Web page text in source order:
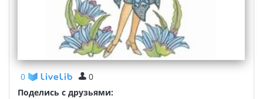
0
0
Поделись с друзьями: